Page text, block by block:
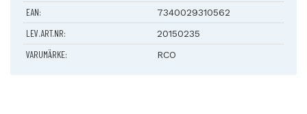
EAN: 7340029310562
LEV.ART.NR: 20150235
VARUMÄRKE: RCO